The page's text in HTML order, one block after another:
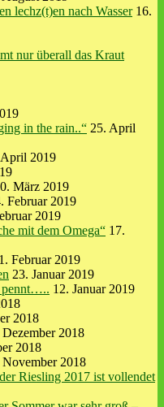
lechz(t)en nach Wasser 16.
nur überall das Kraut
in the rain..“ 25. April
2019
März 2019
Februar 2019
2019
mit dem Omega“ 17.
Februar 2019
23. Januar 2019
pennt….. 12. Januar 2019
2018
Dezember 2018
2018
November 2018
Riesling 2017 ist vollendet